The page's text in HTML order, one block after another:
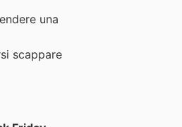
una
scappare